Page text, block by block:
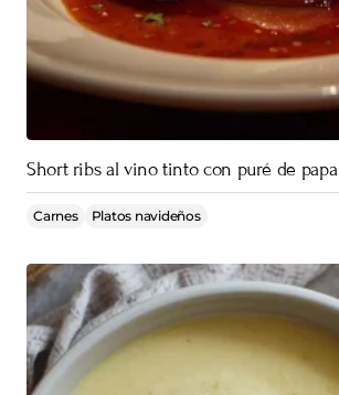
Short ribs al vino tinto con puré de
Carnes Platos navideños